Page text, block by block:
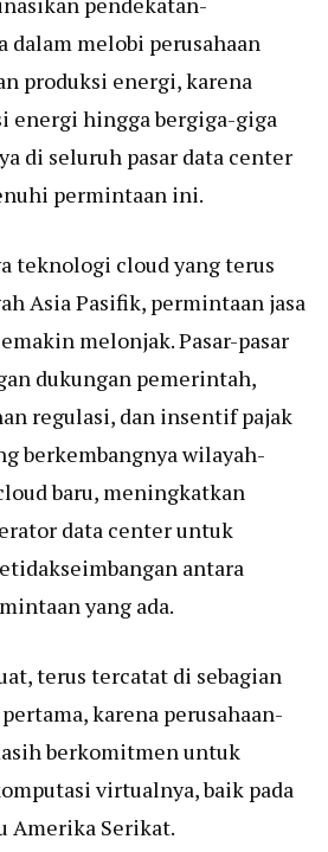
dalam melobi perusahaan
produksi energi, karena
energi hingga bergiga-giga
di seluruh pasar data center
permintaan ini.
teknologi cloud yang terus
Asia Pasifik, permintaan jasa
melonjak. Pasar-pasar
dukungan pemerintah,
regulasi, dan insentif pajak
berkembangnya wilayah-
baru, meningkatkan
data center untuk
antara
yang ada.
terus tercatat di sebagian
karena perusahaan-
berkomitmen untuk
virtualnya, baik pada
Amerika Serikat.